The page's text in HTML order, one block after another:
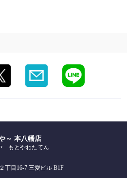
～ 本八幡店
もとやわたてん
丁目16-7 三愛ビル B1F